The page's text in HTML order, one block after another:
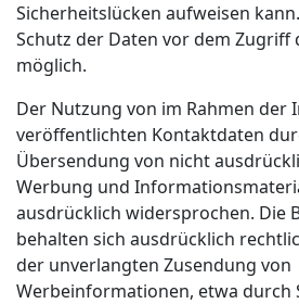
Sicherheitslücken aufweisen
Schutz der Daten vor dem
möglich.
Der Nutzung von im Rahmen der
veröffentlichten Kontaktdaten
Übersendung von nicht
Werbung und
ausdrücklich widersprochen. Die
behalten sich ausdrücklich
der unverlangten Zusendung von
Werbeinformationen, etwa durch